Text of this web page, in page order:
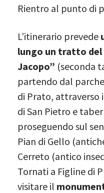
Rientro al punto di
L’itinerario prevede
lungo un tratto del
Jacopo” (seconda
partendo dal
di Prato, attraverso
di San Pietro e
proseguendo sul
Pian di Gello
Cerreto (antico
Tornati a Figline di
visitare il